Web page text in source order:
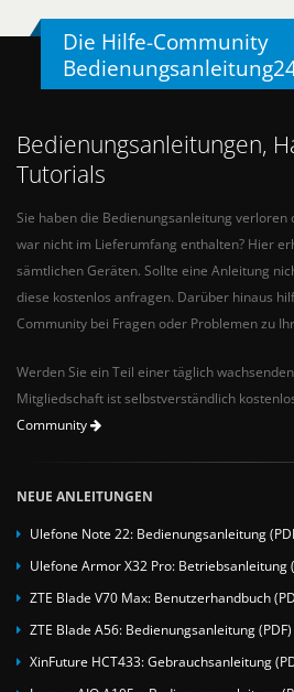
Die Hilfe-Community
Bedienungsanleitungen,
Tutorials
Sie haben die Bedienungsanleitung
war nicht im Lieferumfang enthalten? Hier
sämtlichen Geräten. Sollte eine Anleitung
diese kostenlos anfragen. Darüber hinaus
Community bei Fragen oder Problemen zu
Werden Sie ein Teil einer täglich
Mitgliedschaft ist selbstverständlich
Community
NEUE ANLEITUNGEN
Ulefone Note 22: Bedienungsanleitung
Ulefone Armor X32 Pro: Betriebsanleitung
ZTE Blade V70 Max: Benutzerhandbuch
ZTE Blade A56: Bedienungsanleitung (PDF)
XinFuture HCT433: Gebrauchsanleitung